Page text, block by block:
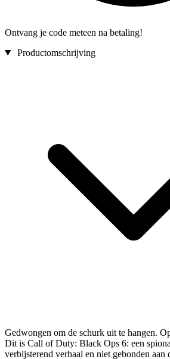
Ontvang je code meteen na betaling!
Productomschrijving
Gedwongen om de schurk uit te hangen.
Dit is Call of Duty: Black Ops 6: een
verbijsterend verhaal en niet gebonden aan